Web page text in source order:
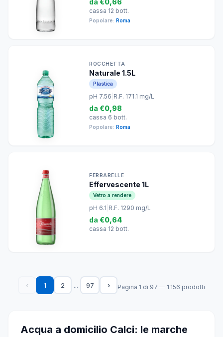
da €0,66
cassa 12 bott.
Popolare: Roma
ROCCHETTA
Naturale 1.5L
Plastica
pH 7.56 R.F. 171.1 mg/L
da €0,98
cassa 6 bott.
Popolare: Roma
FERRARELLE
Effervescente 1L
Vetro a rendere
pH 6.1 R.F. 1290 mg/L
da €0,64
cassa 12 bott.
‹ 1 2 ... 97 › Pagina 1 di 97 — 1.156 prodotti
Acqua a domicilio Calci: le marche